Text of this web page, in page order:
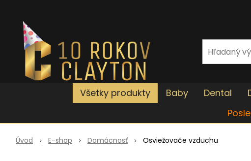
Všetky produkty Baby Dental
Úvod E-shop Domácnosť Osviežovače vzduchu